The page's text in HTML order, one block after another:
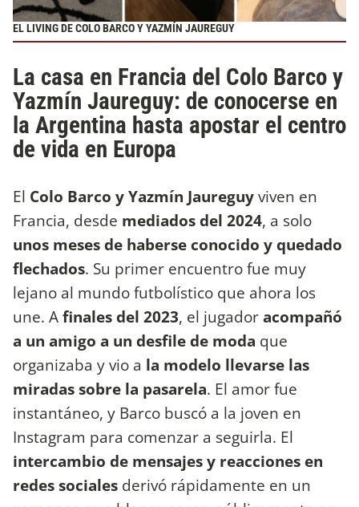
EL LIVING DE COLO BARCO Y YAZMÍN JAUREGUY
La casa en Francia del Colo Barco y
Yazmín Jaureguy: de conocerse en
la Argentina hasta apostar el centro
de vida en Europa
El Colo Barco y Yazmín Jaureguyviven en
Francia, desde mediados del 2024, a solo
unos meses de haberse conocido y quedado
flechados. Su primer encuentro fue muy
lejano al mundo futbolístico que ahora los
une. Afinales del 2023, el jugadoracompañó
a un amigo a un desfile de moda que
organizaba y vio a la modelo llevarse las
miradas sobre la pasarela. El amor fue
instantáneo, y Barco buscó a la joven en
Instagram para comenzar a seguirla. El
intercambio de mensajes y reacciones en
redes sociales derivó rápidamente en un